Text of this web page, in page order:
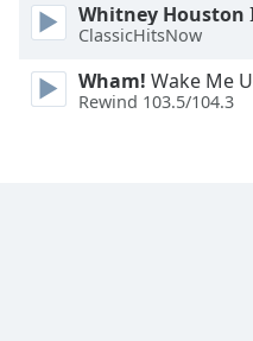
Whitney Houston
ClassicHitsNow
Wham! Wake Me
Rewind 103.5/104.3